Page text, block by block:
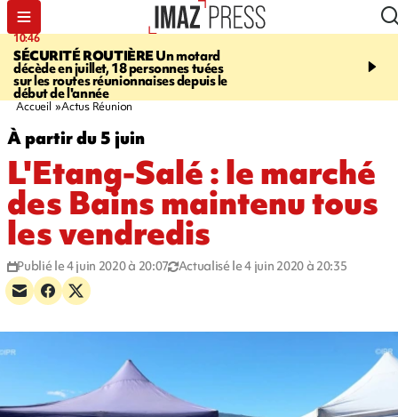
10:46
SÉCURITÉ ROUTIÈREUn motard
décède en juillet, 18 personnes tuées
sur les routes réunionnaises depuis le
début de l'année
13:49
mineurs - un courrier
Accueil Actus Réunion
À partir du 5 juin
L'Etang-Salé : le marché
des Bains maintenu tous
les vendredis
Publié le 4 juin 2020 à 20:07 Actualisé le 4 juin 2020 à 20:35